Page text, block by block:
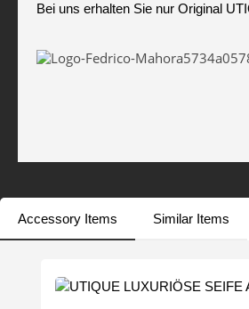
Bei uns erhalten Sie nur Original
Accessory Items Similar Items